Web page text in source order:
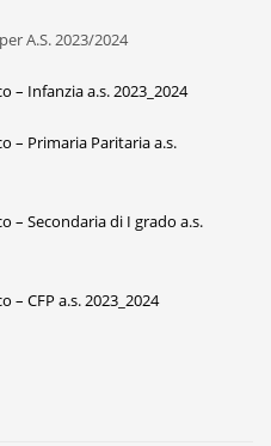
A.S. 2023/2024
– Infanzia a.s. 2023_2024
– Primaria Paritaria a.s.
– Secondaria di I grado a.s.
– CFP a.s. 2023_2024